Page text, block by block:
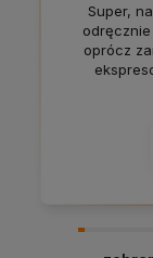
Super,
oprócz